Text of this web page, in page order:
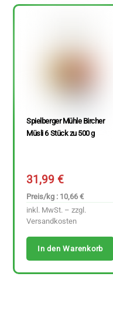
Spielberger Mühle Bircher
Müsli 6 Stück zu 500 g
31,99€
Preis/kg : 10,66 €
inkl. MwSt. – zzgl.
Versandkosten
In den Warenkorb